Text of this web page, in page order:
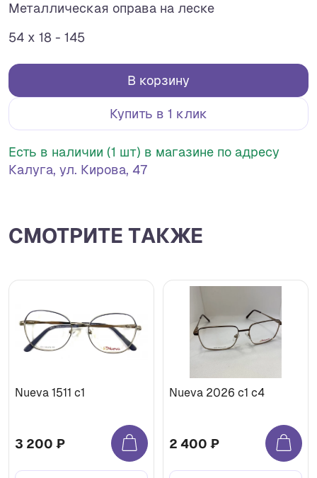
Металлическая оправа на леске
54 x 18 - 145
В корзину
Купить в 1 клик
Есть в наличии (1 шт) в магазине по адресу
Калуга, ул. Кирова, 47
СМОТРИТЕ ТАКЖЕ
Nueva 1511 с1
3 200 ₽
Nueva 2026 с1 с4
2 400 ₽